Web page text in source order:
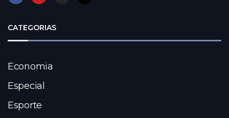
CATEGORIAS
Economia
Especial
Esporte